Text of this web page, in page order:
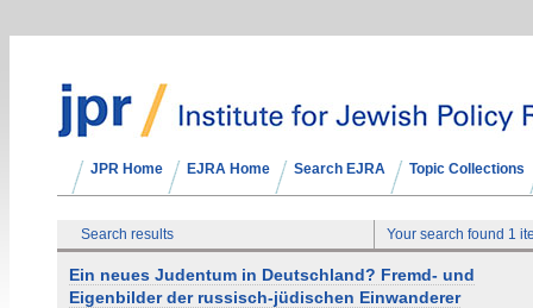
JPR Home EJRA Home Search EJRA Topic Collections
Search results Your search found 1
Ein neues Judentum in Deutschland? Fremd- und
Eigenbilder der russisch-jüdischen Einwanderer